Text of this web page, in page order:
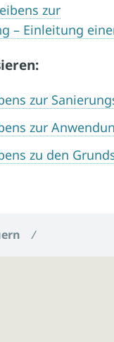
zur
– Einleitung
zur
zur
zu den
/